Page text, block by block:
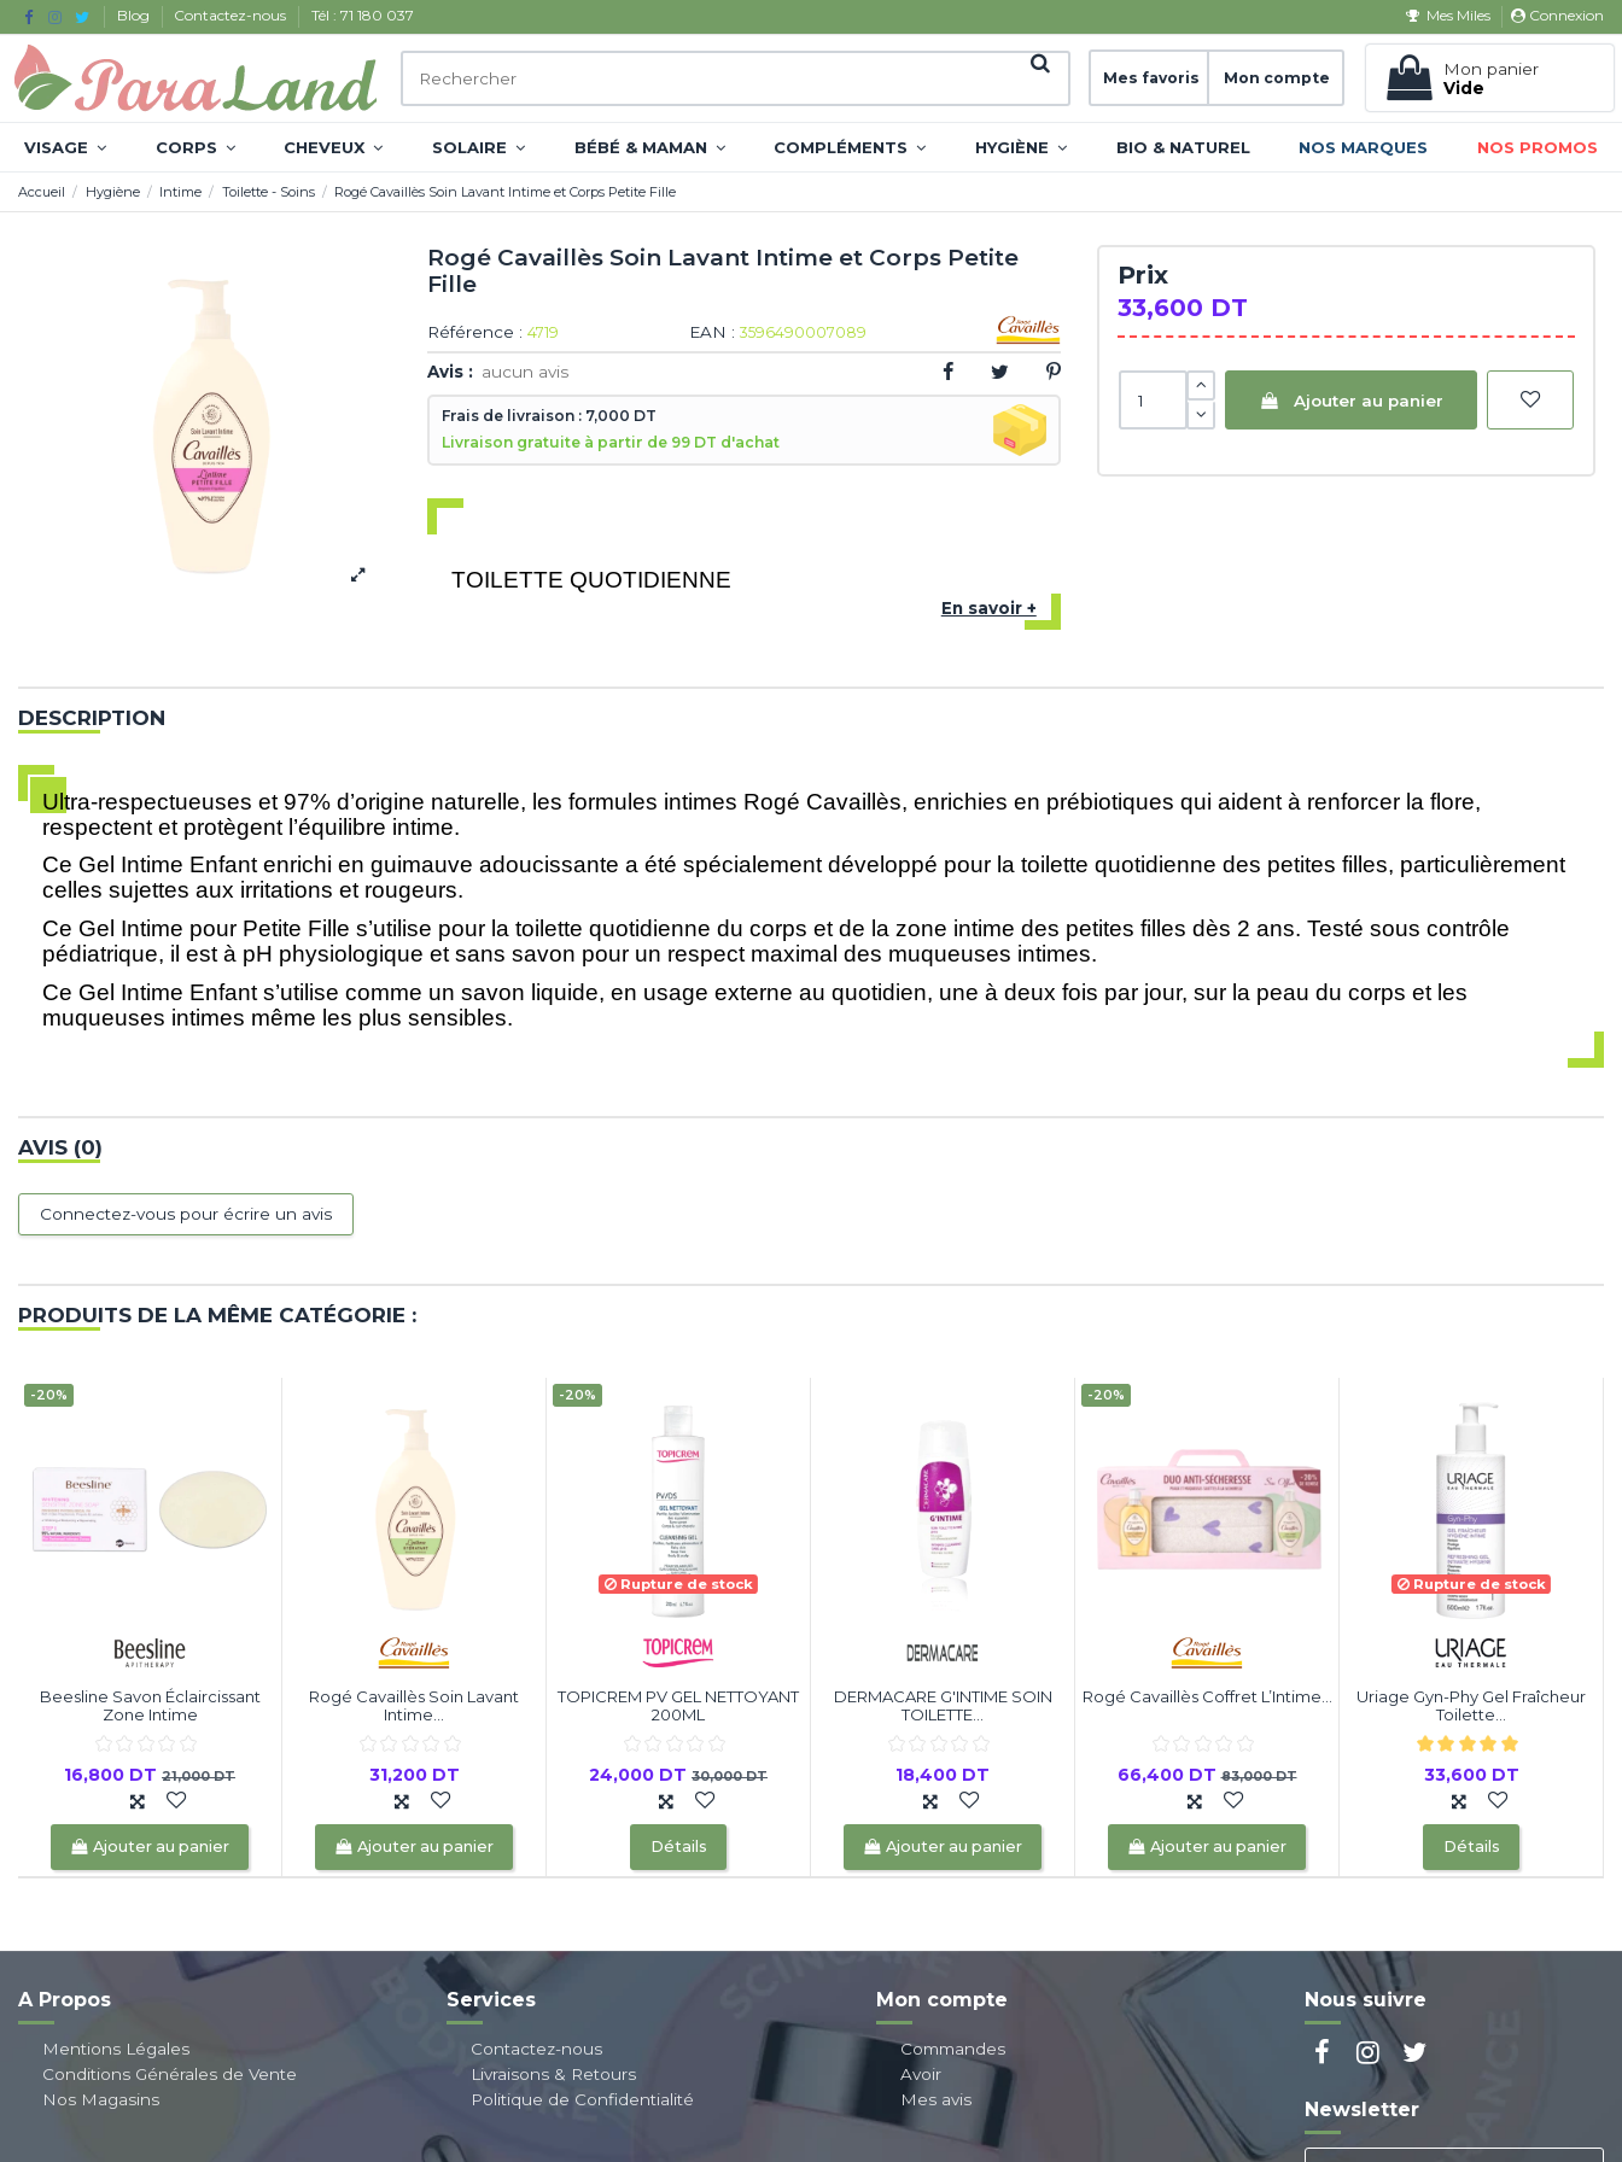
Blog Contactez-nous Tél : 71 180 037 Mes Miles Connexion
Mes favoris Mon compte
Mon panier
Vide
VISAGE CORPS CHEVEUX SOLAIRE BÉBÉ & MAMAN COMPLÉMENTS HYGIÈNE BIO & NATUREL NOS MARQUES NOS PROMOS
Accueil Hygiène Intime Toilette - Soins Rogé Cavaillès Soin Lavant Intime et Corps Petite Fille
Rogé Cavaillès Soin Lavant Intime et Corps Petite
Fille
Référence : 4719 EAN : 3596490007089
Avis : aucun avis
Frais de livraison : 7,000 DT
Livraison gratuite à partir de 99 DT d'achat
TOILETTE QUOTIDIENNE
En savoir +
Prix
33,600 DT
Ajouter au panier
DESCRIPTION
Ultra-respectueuses et 97% d’origine naturelle, les formules intimes Rogé Cavaillès, enrichies en prébiotiques qui aident à renforcer la flore,
respectent et protègent l’équilibre intime.
Ce Gel Intime Enfant enrichi en guimauve adoucissante a été spécialement développé pour la toilette quotidienne des petites filles, particulièrement
celles sujettes aux irritations et rougeurs.
Ce Gel Intime pour Petite Fille s’utilise pour la toilette quotidienne du corps et de la zone intime des petites filles dès 2 ans. Testé sous contrôle
pédiatrique, il est à pH physiologique et sans savon pour un respect maximal des muqueuses intimes.
Ce Gel Intime Enfant s’utilise comme un savon liquide, en usage externe au quotidien, une à deux fois par jour, sur la peau du corps et les
muqueuses intimes même les plus sensibles.
AVIS (0)
Connectez-vous pour écrire un avis
PRODUITS DE LA MÊME CATÉGORIE :
-20%
Beesline Savon Éclaircissant
Zone Intime
16,800 DT 21,000 DT
Ajouter au panier
Rogé Cavaillès Soin Lavant
Intime...
31,200 DT
Ajouter au panier
-20%
Rupture de stock
TOPICREM PV GEL NETTOYANT
200ML
24,000 DT 30,000 DT
Détails
DERMACARE G'INTIME SOIN
TOILETTE...
18,400 DT
Ajouter au panier
-20%
Rogé Cavaillès Coffret L’Intime...
66,400 DT83,000 DT
Ajouter au panier
Rupture de stock
Uriage Gyn-Phy Gel Fraîcheur
Toilette...
33,600 DT
Détails
A Propos
Mentions Légales
Conditions Générales de Vente
Nos Magasins
Services
Contactez-nous
Livraisons & Retours
Politique de Confidentialité
Mon compte
Commandes
Avoir
Mes avis
Nous suivre
Newsletter